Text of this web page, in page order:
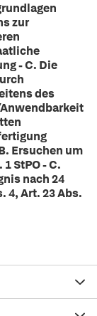
zur
- C. Die
des
Ersuchen um
StPO - C.
nach 24
4, Art. 23 Abs.